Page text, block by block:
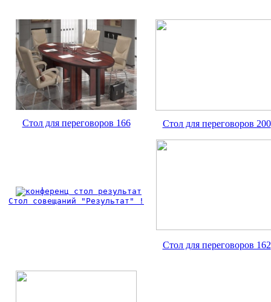
Стол для переговоров 166 Стол для переговоров 200
Стол совещаний "Результат" !
Стол для переговоров 162